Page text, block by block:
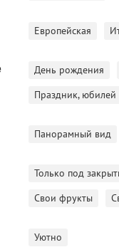
и изысканно
банкетных залов
Европейская
День рождения
Праздник, юбилей
Панорамный вид
Только под
Свои фрукты
Уютно